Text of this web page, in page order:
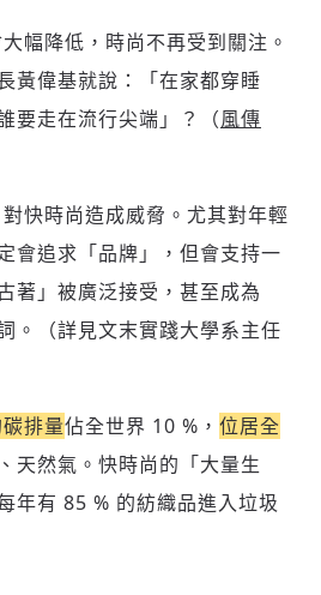
幅降低，時尚不再受到關注。
黃偉基就說：
「在家都穿睡
要走在流行尖端 」？（風傳
對快時尚造成威脅 。尤其對年輕
會追求「品牌」，但會支持一
著」被廣泛接受，甚至成為
。（詳見文末實踐大學系主任
排量佔全世界 10 %， 位居全
天然氣。快時尚的「大量生
年有 85 % 的紡織品進入垃圾